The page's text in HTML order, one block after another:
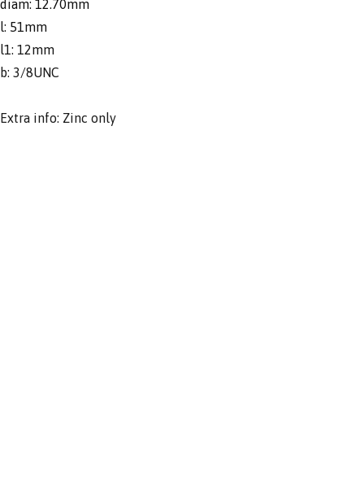
diam: 12.70mm
l: 51mm
l1: 12mm
b: 3/8UNC
Extra info: Zinc only